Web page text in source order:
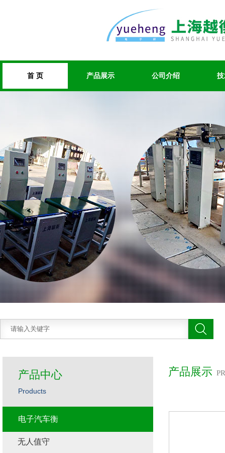
首 页 产品展示 公司介绍
产品展示
产品中心
Products
电子汽车衡
无人值守